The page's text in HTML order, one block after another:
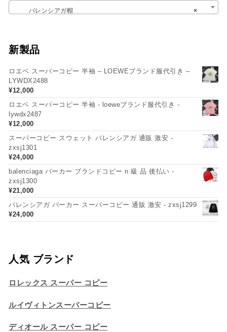
×
バレンシアガ帽
新製品
ロエベ スーパーコピー 半袖 – LOEWEブランド服代引き –
LYWDX2488
¥12,000
ロエベ スーパーコピー 半袖 - loeweブランド服代引き -
lywdx2487
¥12,000
スーパーコピー スウェット バレンシアガ 通販 激安 -
zxsj1301
¥24,000
balenciaga パーカー ブランドコピー n 級 品 後払い -
zxsj1300
¥21,000
バレンシアガ パーカー スーパーコピー 通販 激安 - zxsj1299
¥24,000
人気 ブランド
ロレックス スーパー コピー
ルイヴィトンスーパーコピー
ディオール スーパー コピー